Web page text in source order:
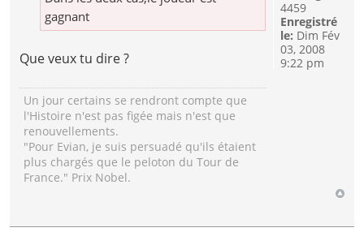
gagnant
Que veux tu dire ?
Un jour certains se rendront compte que
l'Histoire n'est pas figée mais n'est que
renouvellements.
"Pour Evian, je suis persuadé qu'ils étaient
plus chargés que le peloton du Tour de
France." Prix Nobel.
4459
Enregistré
le: Dim Fév
03, 2008
9:22 pm